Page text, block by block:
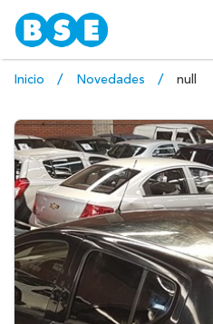
Inicio Novedades null